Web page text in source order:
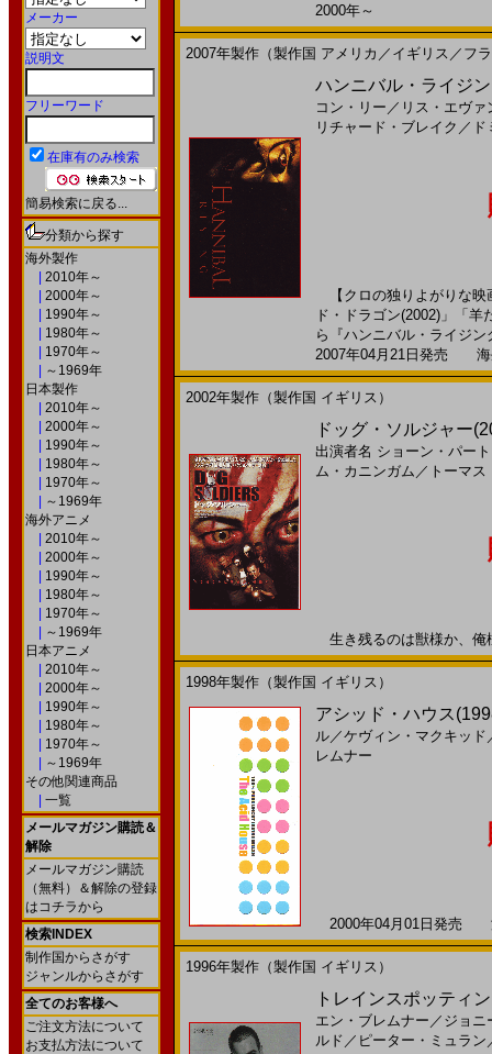
メーカー
説明文
フリーワード
在庫有のみ検索
簡易検索に戻る...
分類から探す
海外製作
2010年～
2000年～
1990年～
1980年～
1970年～
～1969年
日本製作
2010年～
2000年～
1990年～
1980年～
1970年～
～1969年
海外アニメ
2010年～
2000年～
1990年～
1980年～
1970年～
～1969年
日本アニメ
2010年～
2000年～
1990年～
1980年～
1970年～
～1969年
その他関連商品
一覧
メールマガジン購読＆
解除
メールマガジン購読
（無料）＆解除の登録
はコチラから
検索INDEX
制作国からさがす
ジャンルからさがす
全てのお客様へ
ご注文方法について
お支払方法について
2000年～
2007年製作（製作国 アメリカ／イギリス／フ
ハンニバル・ライジ
コン・リー ／ リス・エヴァ
リチャード・ブレイク ／
【クロの独りよがりな映
ド・ドラゴン(2002)」「
ら『ハンニバル・ライジ
2007年04月21日発売 海
2002年製作（製作国 イギリス）
ドッグ・ソルジャー
出演者名 ショーン・パー
ム・カニンガム ／ トーマ
生き残るのは獣様か、
1998年製作（製作国 イギリス）
アシッド・ハウス
ル／ケヴィン・マクキッド
レムナー
2000年04月01日発売
1996年製作（製作国 イギリス）
トレインスポッティ
エン・ブレムナー ／ ジョニ
ルド ／ ピーター・ミュラン